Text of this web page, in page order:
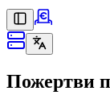
Пожертви